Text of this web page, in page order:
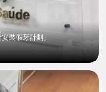
裝假牙計劃」